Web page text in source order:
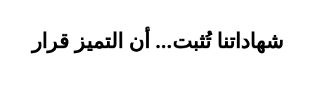
شهاداتنا تُثبت... أن التميز قرار